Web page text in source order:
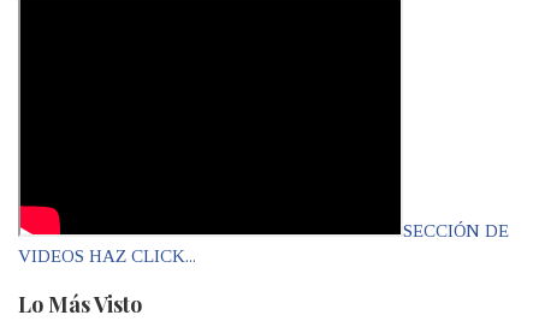
SECCIÓN DE
VIDEOS HAZ CLICK...
Lo Más Visto